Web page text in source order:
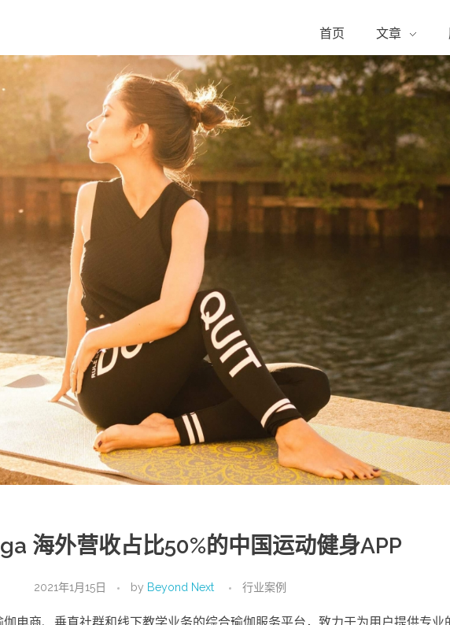
首页 文章
海外营收占比50%的中国运动健身APP
2021年1月15日 by Beyond Next 行业案例